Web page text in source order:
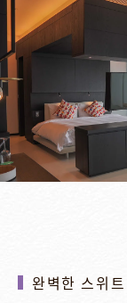
완벽한 스위트